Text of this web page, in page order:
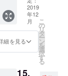
す。
使用材
料は、
天然
石、羽
です。
キャン
ドル
2019
年12
月
細を見る
こ
の
リ
タ
ー
ン
を
選
択
す
る
15,